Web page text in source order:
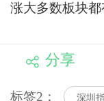
涨大多数板块都
分享
标签2： 深圳